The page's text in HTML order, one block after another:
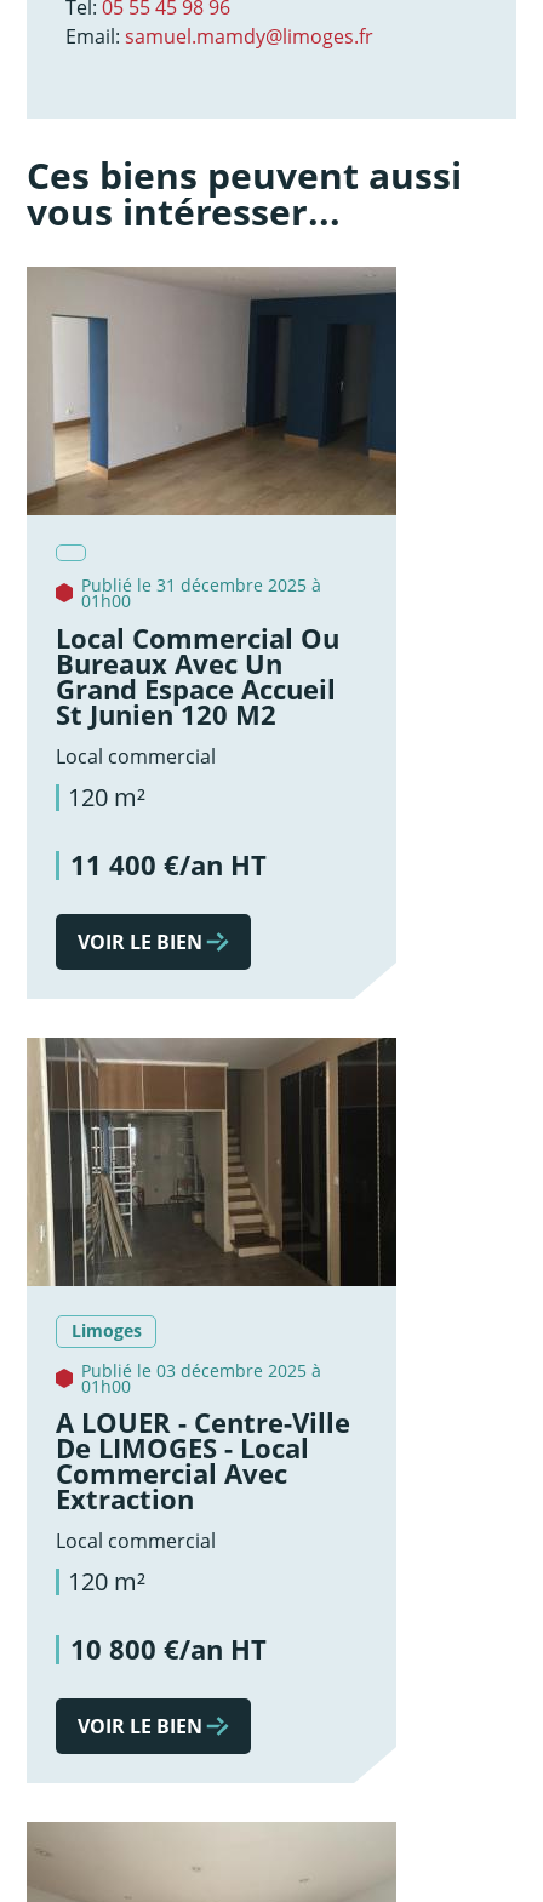
Tel:05 55 45 98 96
Email:samuel.mamdy@limoges.fr
Ces biens peuvent aussi
vous intéresser...
Publié le 31 décembre 2025 à
01h00
Local Commercial Ou
Bureaux Avec Un
Grand Espace Accueil
St Junien 120 M2
Local commercial
120 m²
11 400 €/an HT
VOIR LE BIEN
Limoges
Publié le 03 décembre 2025 à
01h00
A LOUER - Centre-Ville
De LIMOGES - Local
Commercial Avec
Extraction
Local commercial
120 m²
10 800 €/an HT
VOIR LE BIEN